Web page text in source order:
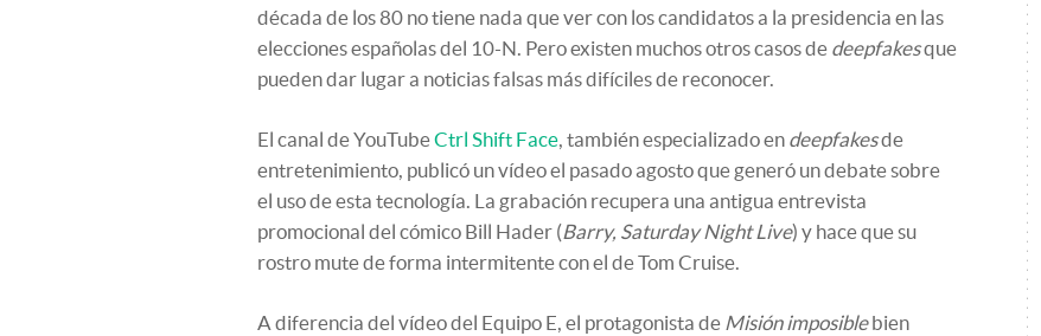
década de los 80 no tiene nada que ver con los candidatos a la presidencia en las
elecciones españolas del 10-N. Pero existen muchos otros casos de deepfakesque
pueden dar lugar a noticias falsas más difíciles de reconocer.
El canal de YouTubeCtrl Shift Face, también especializado en deepfakesde
entretenimiento, publicó un vídeo el pasado agosto que generó un debate sobre
el uso de esta tecnología. La grabación recupera una antigua entrevista
promocional del cómico Bill Hader (Barry, Saturday Night Live) y hace que su
rostro mute de forma intermitente con el de Tom Cruise.
A diferencia del vídeo del Equipo E, el protagonista de Misión imposiblebien